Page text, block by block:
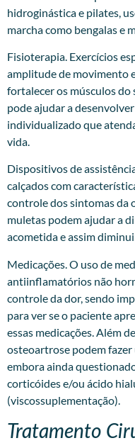
hidroginástica e pilates,
marcha como bengalas e
Fisioterapia. Exercícios
amplitude de movimento
fortalecer os músculos
pode ajudar a
individualizado que
vida.
Dispositivos de
calçados com
controle dos sintomas da
muletas podem ajudar a
acometida e assim
Medicações. O uso de
antiinflamatórios não
controle da dor, sendo
para ver se o paciente
essas medicações. Além
osteoartrose podem
embora ainda
corticóides e/ou ácido
(viscossuplementação).
Tratamento